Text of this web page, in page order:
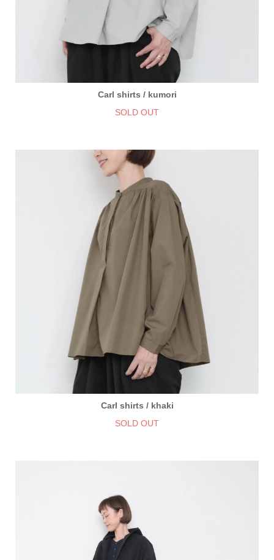
Carl shirts / kumori
SOLD OUT
Carl shirts / khaki
SOLD OUT